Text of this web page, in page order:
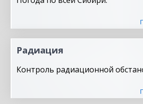
Радиация
Контроль радиационной